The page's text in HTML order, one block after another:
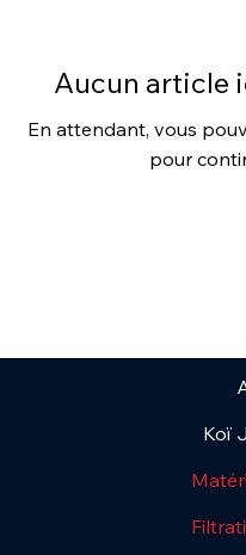
Aucun article
En attendant, vous
pour
Koï